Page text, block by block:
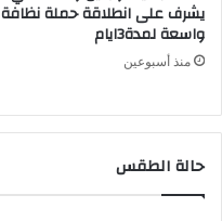
يشرف على انطلاقة حملة نظافة
واسعة لمدة3ايام
منذ أسبوعين
حالة الطقس